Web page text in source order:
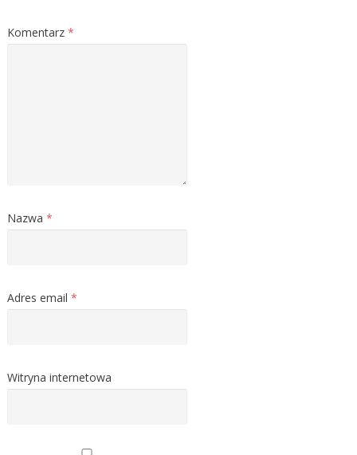
Komentarz *
Nazwa *
Adres email *
Witryna internetowa